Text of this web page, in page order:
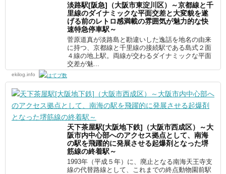
淡路駅[阪急]（大阪市東淀川区）～京都線と千
里線のダイナミックな平面交差と大変貌を遂
げる前のレトロ感満載の雰囲気が魅力的な快
速特急停車駅～
菅原道真が淡路島と勘違いした逸話を地名の由来
に持つ、京都線と千里線の接続駅である島式２面
４線の地上駅。両線が交わるダイナミックな平面
交差が魅...
ekilog.info
天下茶屋駅[大阪地下鉄]（大阪市西成区）～大
阪市内中心部へのアクセス拠点として、南海
の駅を飛躍的に発展させる起爆剤となった堺
筋線の終着駅～
1993年（平成５年）に、廃止となる南海天王寺支
線の代替路線として、これまでの終点動物園前駅